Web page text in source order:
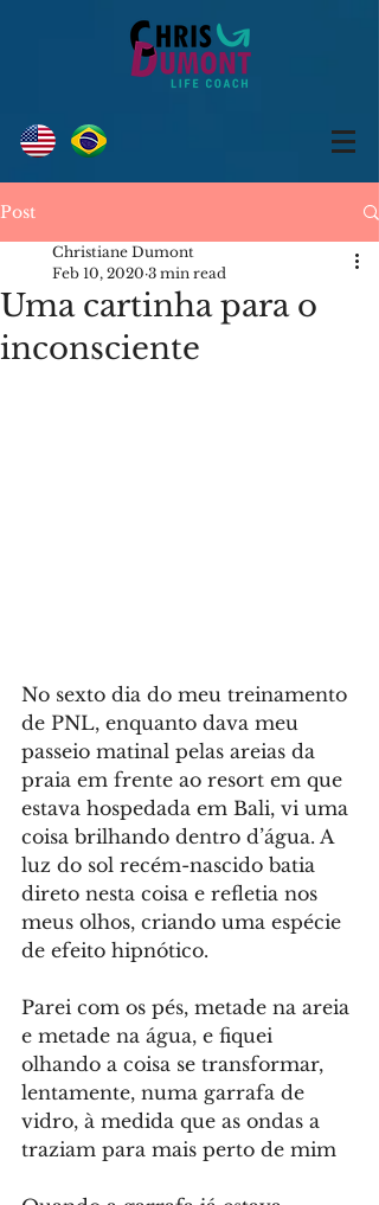
Post
Uma cartinha para o
inconsciente
Christiane Dumont
Feb 10, 2020 3 min read
No sexto dia do meu treinamento
de PNL, enquanto dava meu
passeio matinal pelas areias da
praia em frente ao resort em que
estava hospedada em Bali, vi uma
coisa brilhando dentro d’água. A
luz do sol recém-nascido batia
direto nesta coisa e refletia nos
meus olhos, criando uma espécie
de efeito hipnótico.
Parei com os pés, metade na areia
e metade na água, e fiquei
olhando a coisa se transformar,
lentamente, numa garrafa de
vidro, à medida que as ondas a
traziam para mais perto de mim